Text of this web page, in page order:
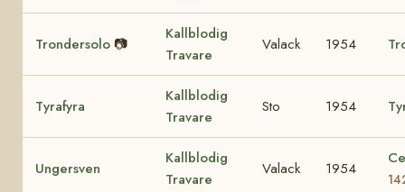
Trondersolo 📷
Kallblodig
Travare
Valack 1954
Tyrafyra
Kallblodig
Travare
Sto 1954
Ungersven
Kallblodig
Travare
Valack 1954